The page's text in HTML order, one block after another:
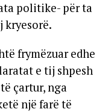
politike- për ta
kryesorë.
frymëzuar edhe
e tij shpesh
çartur, nga
një farë të